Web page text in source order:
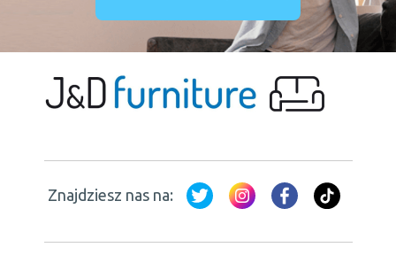
Znajdziesz nas na: